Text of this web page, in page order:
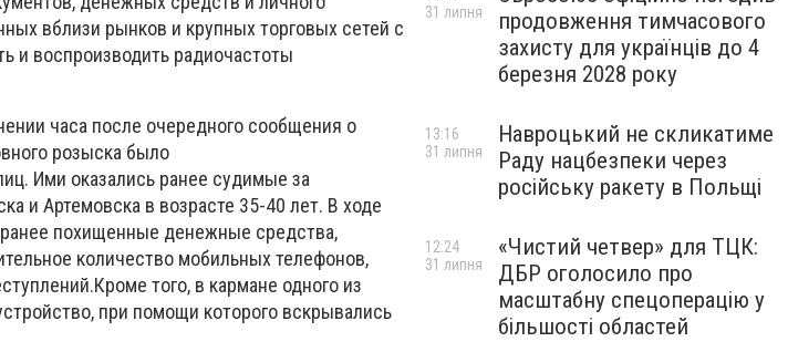
вблизи рынков и крупных торговых сетей с
и воспроизводить радиочастоты
часа после очередного сообщения о
розыска было
Ими оказались ранее судимые за
и Артемовска в возрасте 35-40 лет. В ходе
похищенные денежные средства,
количество мобильных телефонов,
того, в кармане одного из
при помощи которого вскрывались
продовження тимчасового
захисту для українців до 4
березня 2028 року
31 липня
Навроцький не скликатиме
Раду нацбезпеки через
російську ракету в Польщі
13:16
31 липня
«Чистий четвер» для ТЦК:
ДБР оголосило про
масштабну спецоперацію у
більшості областей
12:24
31 липня